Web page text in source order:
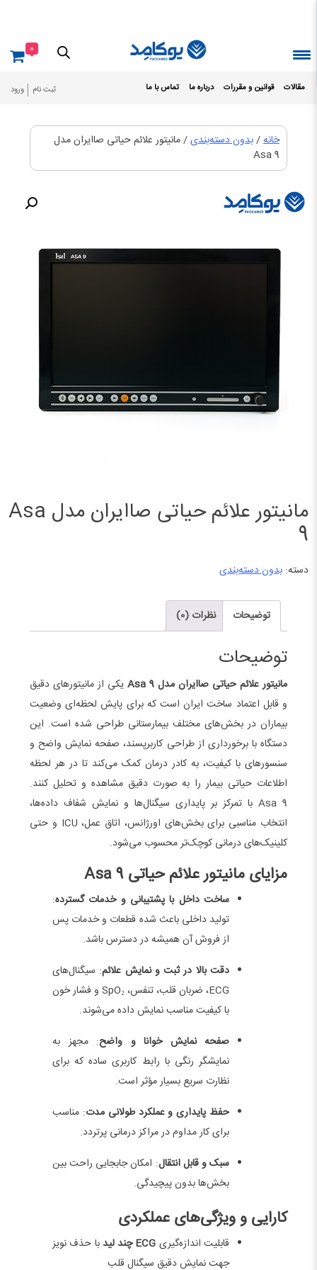
مقالات قوانین و مقررات درباره ما تماس با ما ثبت نام ورود
0
خانه/بدون دسته‌بندی/ مانیتور علائم حیاتی صاایران مدل
Asa 9
مانیتور علائم حیاتی صاایران مدل Asa
9
دسته: بدون دسته‌بندی
توضیحات نظرات (0)
توضیحات
مانیتور علائم حیاتی صاایران مدل Asa 9
یکی از مانیتورهای دقیق
و قابل اعتماد ساخت ایران است که برای پایش لحظه‌ای وضعیت
بیماران در بخش‌های مختلف بیمارستانی طراحی شده است. این
دستگاه با برخورداری از طراحی کاربرپسند، صفحه‌ نمایش واضح و
سنسورهای با کیفیت، به کادر درمان کمک می‌کند تا در هر لحظه
اطلاعات حیاتی بیمار را به‌ صورت دقیق مشاهده و تحلیل کنند.
Asa 9 با تمرکز بر پایداری سیگنال‌ها و نمایش شفاف داده‌ها،
انتخاب مناسبی برای بخش‌های اورژانس، اتاق عمل، ICU و حتی
کلینیک‌های درمانی کوچک‌تر محسوب می‌شود.
مزایای مانیتور علائم حیاتی Asa 9
ساخت داخل با پشتیبانی و خدمات گسترده:
تولید داخلی باعث شده قطعات و خدمات پس
از فروش آن همیشه در دسترس باشد.
دقت بالا در ثبت و نمایش علائم: سیگنال‌های
ECG، ضربان قلب، تنفس، SpO₂ و فشار خون
با کیفیت مناسب نمایش داده می‌شوند.
صفحه نمایش خوانا و واضح: مجهز به
نمایشگر رنگی با رابط کاربری ساده که برای
نظارت سریع بسیار مؤثر است.
حفظ پایداری و عملکرد طولانی مدت: مناسب
برای کار مداوم در مراکز درمانی پرتردد.
سبک و قابل انتقال: امکان جابجایی راحت بین
بخش‌ها بدون پیچیدگی.
کارایی و ویژگی‌های عملکردی
قابلیت اندازه‌گیری ECG چند لید
با حذف نویز
جهت نمایش دقیق سیگنال قلب